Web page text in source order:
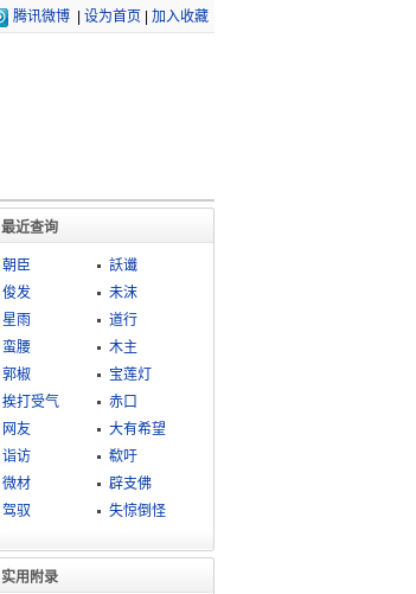
腾讯微博 设为首页 加入收藏
最近查询
朝臣
訞谶
俊发
未沫
星雨
道行
蛮腰
木主
郭椒
宝莲灯
挨打受气
赤口
网友
大有希望
诣访
欷吁
微材
辟支佛
驾驭
失惊倒怪
实用附录